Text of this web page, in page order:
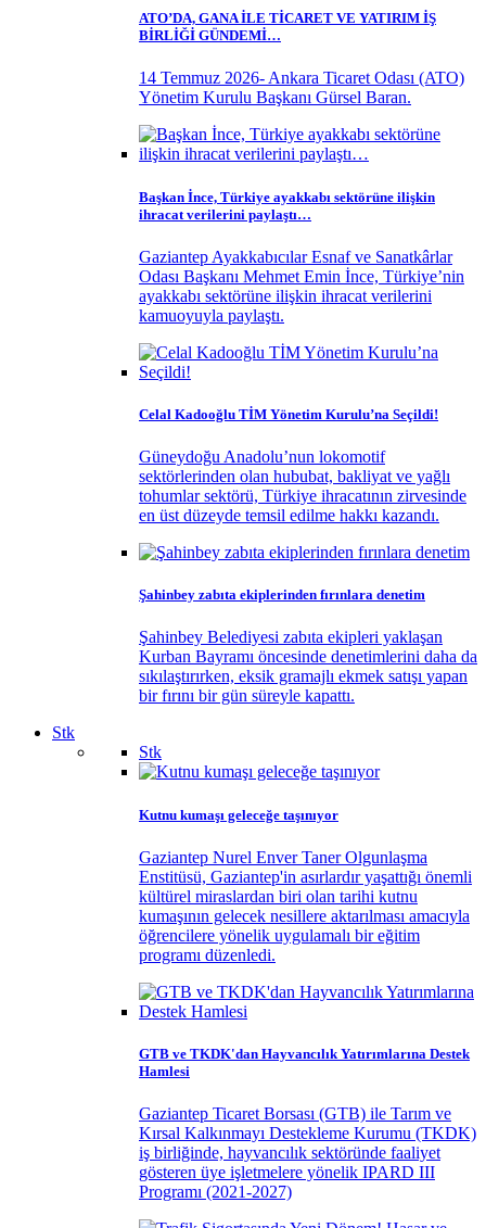
ATO’DA, GANA İLE TİCARET VE YATIRIM İŞ
BİRLİĞİ GÜNDEMİ…
14 Temmuz 2026- Ankara Ticaret Odası (ATO)
Yönetim Kurulu Başkanı Gürsel Baran.
Başkan İnce, Türkiye ayakkabı sektörüne ilişkin
ihracat verilerini paylaştı…
Gaziantep Ayakkabıcılar Esnaf ve Sanatkârlar
Odası Başkanı Mehmet Emin İnce, Türkiye’nin
ayakkabı sektörüne ilişkin ihracat verilerini
kamuoyuyla paylaştı.
Celal Kadooğlu TİM Yönetim Kurulu’na Seçildi!
Güneydoğu Anadolu’nun lokomotif
sektörlerinden olan hububat, bakliyat ve yağlı
tohumlar sektörü, Türkiye ihracatının zirvesinde
en üst düzeyde temsil edilme hakkı kazandı.
Şahinbey zabıta ekiplerinden fırınlara denetim
Şahinbey Belediyesi zabıta ekipleri yaklaşan
Kurban Bayramı öncesinde denetimlerini daha da
sıkılaştırırken, eksik gramajlı ekmek satışı yapan
bir fırını bir gün süreyle kapattı.
Stk
Stk
Kutnu kumaşı geleceğe taşınıyor
Gaziantep Nurel Enver Taner Olgunlaşma
Enstitüsü, Gaziantep'in asırlardır yaşattığı önemli
kültürel miraslardan biri olan tarihi kutnu
kumaşının gelecek nesillere aktarılması amacıyla
öğrencilere yönelik uygulamalı bir eğitim
programı düzenledi.
GTB ve TKDK'dan Hayvancılık Yatırımlarına Destek
Hamlesi
Gaziantep Ticaret Borsası (GTB) ile Tarım ve
Kırsal Kalkınmayı Destekleme Kurumu (TKDK)
iş birliğinde, hayvancılık sektöründe faaliyet
gösteren üye işletmelere yönelik IPARD III
Programı (2021-2027)